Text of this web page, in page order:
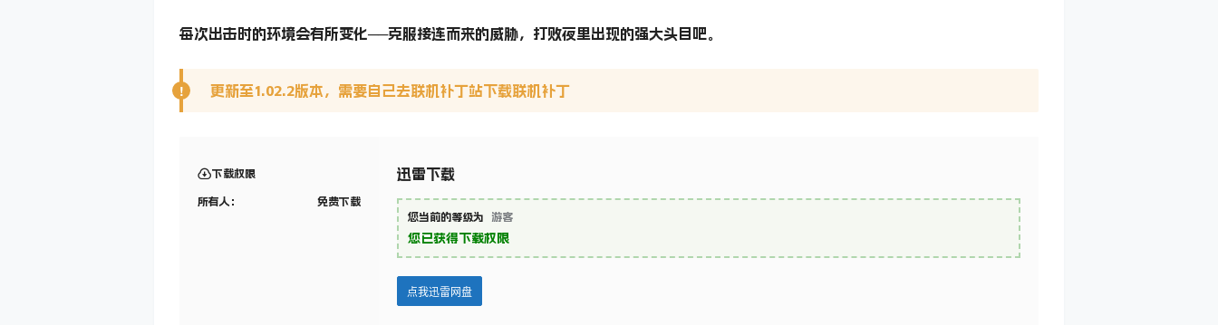
每次出击时的环境会有所变化──克服接连而来的威胁，打败夜里出现的强大头目吧。
更新至1.02.2版本，需要自己去联机补丁站下载联机补丁
下载权限
所有人： 免费下载
迅雷下载
您当前的等级为 游客
您已获得下载权限
点我迅雷网盘